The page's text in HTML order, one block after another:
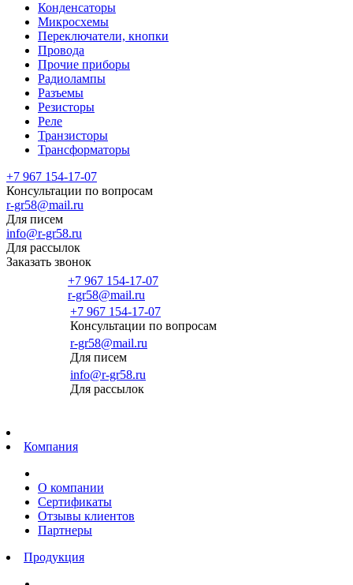
Конденсаторы
Микросхемы
Переключатели, кнопки
Провода
Прочие приборы
Радиолампы
Разъемы
Резисторы
Реле
Транзисторы
Трансформаторы
+7 967 154-17-07
Консультации по вопросам
r-gr58@mail.ru
Для писем
info@r-gr58.ru
Для рассылок
Заказать звонок
+7 967 154-17-07
r-gr58@mail.ru
+7 967 154-17-07
Консультации по вопросам
r-gr58@mail.ru
Для писем
info@r-gr58.ru
Для рассылок
Компания
О компании
Сертификаты
Отзывы клиентов
Партнеры
Продукция